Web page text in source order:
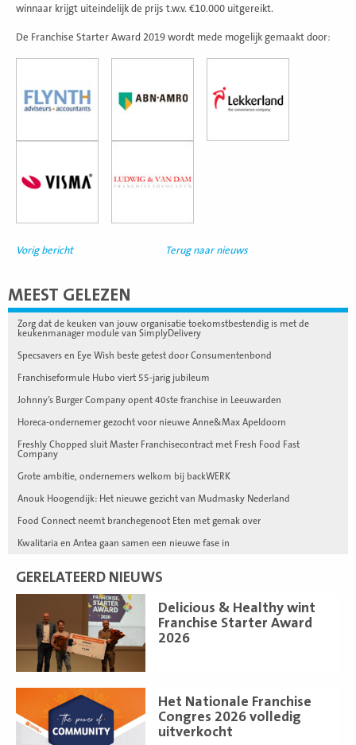
winnaar krijgt uiteindelijk de prijs t.w.v. €10.000 uitgereikt.
De Franchise Starter Award 2019 wordt mede mogelijk gemaakt door:
Vorig bericht Terug naar nieuws
MEEST GELEZEN
Zorg dat de keuken van jouw organisatie toekomstbestendig is met de
keukenmanager module van SimplyDelivery
Specsavers en Eye Wish beste getest door Consumentenbond
Franchiseformule Hubo viert 55-jarig jubileum
Johnny’s Burger Company opent 40ste franchise in Leeuwarden
Horeca-ondernemer gezocht voor nieuwe Anne&Max Apeldoorn
Freshly Chopped sluit Master Franchisecontract met Fresh Food Fast
Company
Grote ambitie, ondernemers welkom bij backWERK
Anouk Hoogendijk: Het nieuwe gezicht van Mudmasky Nederland
Food Connect neemt branchegenoot Eten met gemak over
Kwalitaria en Antea gaan samen een nieuwe fase in
GERELATEERD NIEUWS
Delicious & Healthy wint
Franchise Starter Award
2026
meer
Het Nationale Franchise
Congres 2026 volledig
uitverkocht
meer